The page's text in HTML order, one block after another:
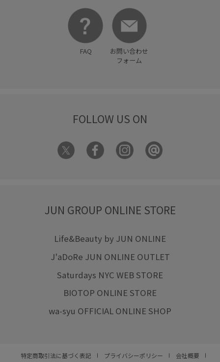
FAQ
お問い合わせ
フォーム
FOLLOW US ON
JUN GROUP ONLINE STORE
Life&Beauty by JUN ONLINE
J'aDoRe JUN ONLINE OUTLET
Saturdays NYC WEB STORE
BIOTOP ONLINE STORE
wa-syu OFFICIAL ONLINE SHOP
特定商取引法に基づく表記 プライバシーポリシー 会社概要